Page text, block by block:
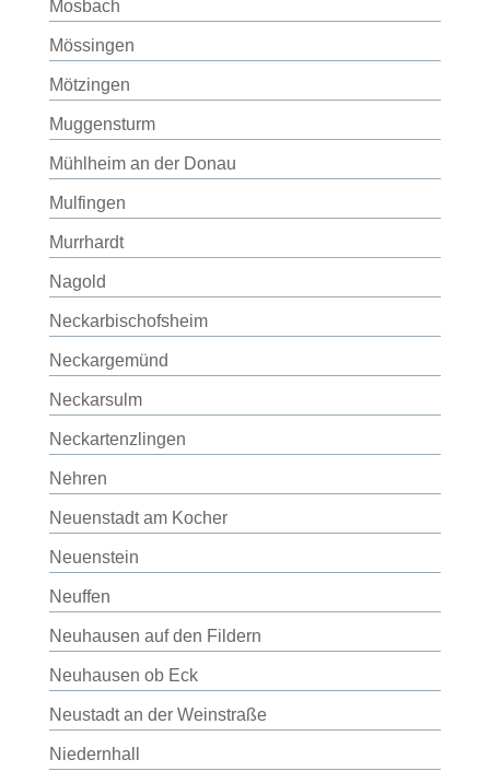
Mosbach
Mössingen
Mötzingen
Muggensturm
Mühlheim an der Donau
Mulfingen
Murrhardt
Nagold
Neckarbischofsheim
Neckargemünd
Neckarsulm
Neckartenzlingen
Nehren
Neuenstadt am Kocher
Neuenstein
Neuffen
Neuhausen auf den Fildern
Neuhausen ob Eck
Neustadt an der Weinstraße
Niedernhall